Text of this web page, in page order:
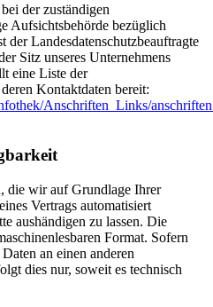
der zuständigen
Aufsichtsbehörde bezüglich
der Landesdatenschutzbeauftragte
Sitz unseres Unternehmens
eine Liste der
Kontaktdaten bereit:
Anschriften_Links/
die wir auf Grundlage Ihrer
Vertrags automatisiert
aushändigen zu lassen. Die
Format. Sofern
an einen anderen
dies nur, soweit es technisch